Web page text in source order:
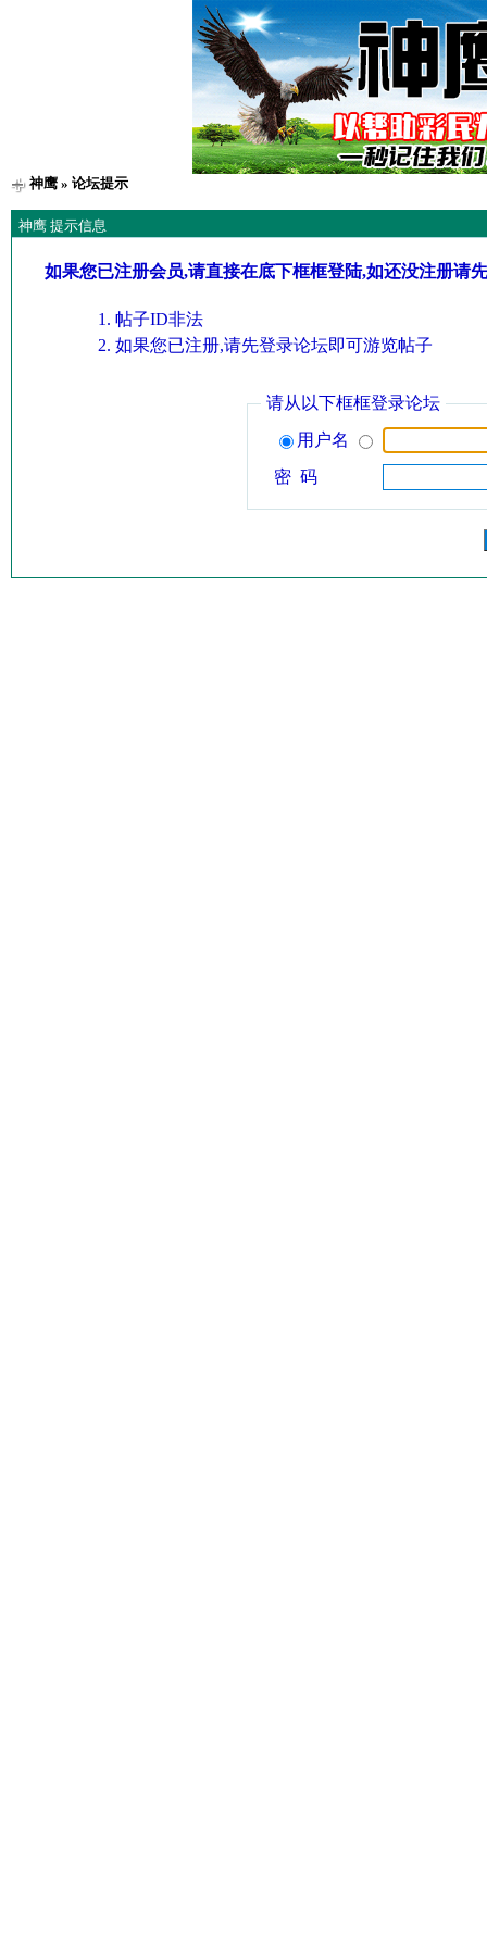
神鹰» 论坛提示
神鹰 提示信息
如果您已注册会员,请直接在底下框框登陆,如还没注册请
帖子ID非法
如果您已注册,请先登录论坛即可游览帖子
请从以下框框登录论坛
用户名
密 码